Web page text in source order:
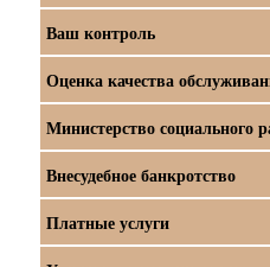
Ваш контроль
Оценка качества
Министерство социального
Внесудебное банкротство
Платные услуги